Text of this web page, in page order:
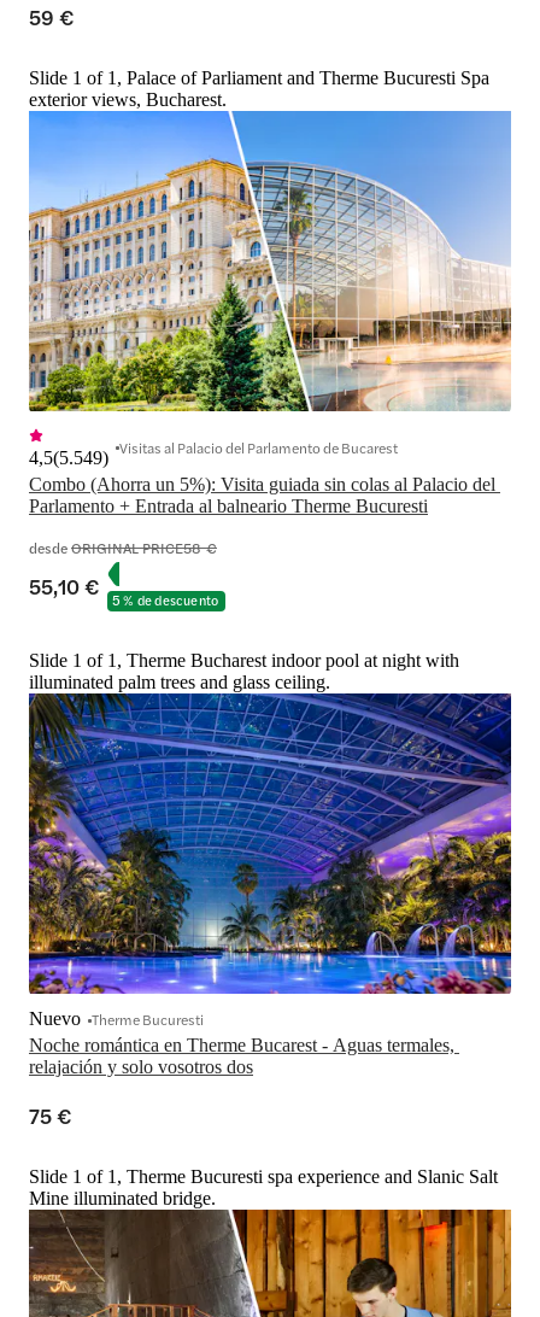
59 €
Slide 1 of 1, Palace of Parliament and Therme Bucuresti Spa
exterior views, Bucharest.
Combo (Ahorra un 5%): Visita guiada sin colas al Palacio del
Parlamento + Entrada al balneario Therme Bucuresti
4,5(5.549) Visitas al Palacio del Parlamento de Bucarest
desdeORIGINAL PRICE58 €
55,10 € 5 % de descuento
Slide 1 of 1, Therme Bucharest indoor pool at night with
illuminated palm trees and glass ceiling.
Noche romántica en Therme Bucarest - Aguas termales,
relajación y solo vosotros dos
Nuevo Therme Bucuresti
75 €
Slide 1 of 1, Therme Bucuresti spa experience and Slanic Salt
Mine illuminated bridge.